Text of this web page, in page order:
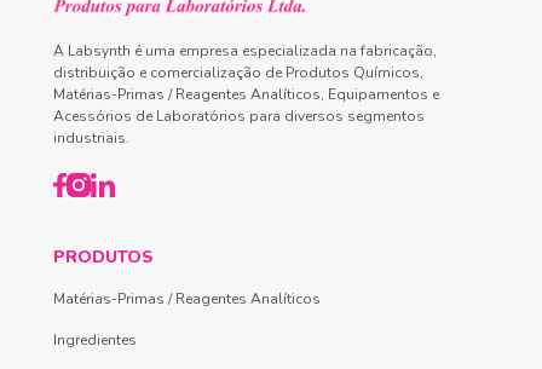
A Labsynth é uma empresa especializada na fabricação,
distribuição e comercialização de Produtos Químicos,
Matérias-Primas / Reagentes Analíticos, Equipamentos e
Acessórios de Laboratórios para diversos segmentos
industriais.
PRODUTOS
Matérias-Primas / Reagentes Analíticos
Ingredientes